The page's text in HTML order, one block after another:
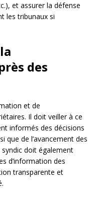
et assurer la défense
les tribunaux si
des
et de
Il doit veiller à ce
informés des décisions
que de l’avancement des
doit également
d’information des
transparente et